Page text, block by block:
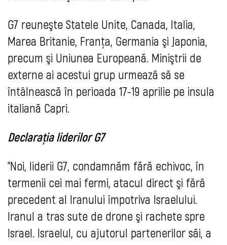
G7 reuneşte Statele Unite, Canada, Italia,
Marea Britanie, Franţa, Germania şi Japonia,
precum şi Uniunea Europeană. Miniştrii de
externe ai acestui grup urmează să se
întâlnească în perioada 17-19 aprilie pe insula
italiană Capri.
Declarația liderilor G7
"Noi, liderii G7, condamnăm fără echivoc, în
termenii cei mai fermi, atacul direct şi fără
precedent al Iranului împotriva Israelului.
Iranul a tras sute de drone şi rachete spre
Israel. Israelul, cu ajutorul partenerilor săi, a